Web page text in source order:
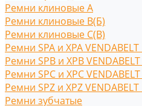
Ремни клиновые A
Ремни клиновые В(Б)
Ремни клиновые С(B)
Ремни SPA и XPA VENDABELT
Ремни SPB и XPB VENDABELT
Ремни SPC и XPC
Ремни SPZ и XPZ VENDABELT
Ремни зубчатые